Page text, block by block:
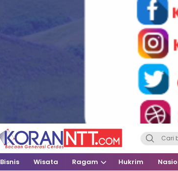
Koran NTT
Bacaan Generasi Cerdas
Bisnis Wisata Ragam Hukrim